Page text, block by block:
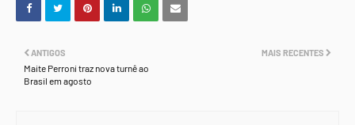
MAIS RECENTES
ANTIGOS
Maite Perroni traz nova turnê ao
Brasil em agosto